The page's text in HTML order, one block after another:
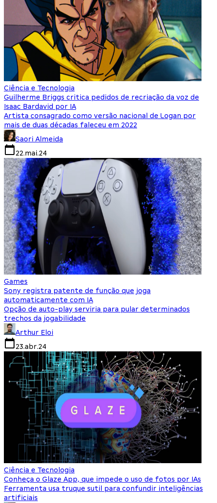
Ciência e Tecnologia
Guilherme Briggs critica pedidos de recriação da voz de
Isaac Bardavid por IA
Artista consagrado como versão nacional de Logan por
mais de duas décadas faleceu em 2022
Saori Almeida
22.mai.24
Games
Sony registra patente de função que joga
automaticamente com IA
Opção de auto-play serviria para pular determinados
trechos da jogabilidade
Arthur Eloi
23.abr.24
Ciência e Tecnologia
Conheça o Glaze App, que impede o uso de fotos por IAs
Ferramenta usa truque sutil para confundir inteligências
artificiais